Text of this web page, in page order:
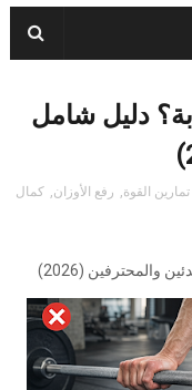
دليل شامل
تمارين القوة, رفع الأوزان, كمال
والمحترفين (2026)